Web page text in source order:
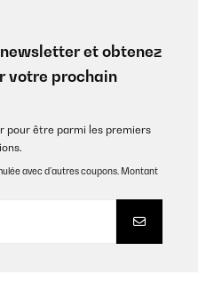
Minuten. Beim Dach besser zu
Schwierigkeiten bekommt.
Kissen gekauft, da das
was aber der Statik
AVIS VÉRIFIÉ
20/06/2023
et obtenez
votre prochain
pour être parmi les premiers
avec d’autres coupons. Montant